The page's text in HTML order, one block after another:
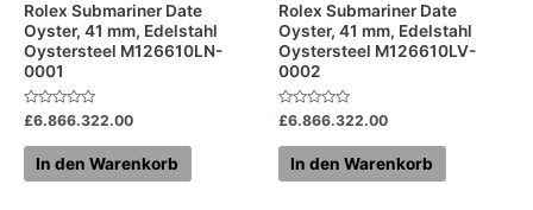
Rolex Submariner Date
Oyster, 41 mm, Edelstahl
Oystersteel M126610LN-
0001
Bewertet
mit
0
von
£6.866.322.00
In den Warenkorb
Rolex Submariner Date
Oyster, 41 mm, Edelstahl
Oystersteel M126610LV-
0002
Bewertet
mit
0
von
£6.866.322.00
In den Warenkorb